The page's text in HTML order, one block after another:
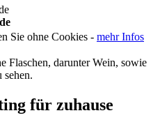
Sie ohne Cookies - mehr Infos
für zuhause